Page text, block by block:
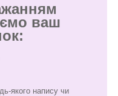
ваш
якого напису чи